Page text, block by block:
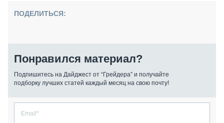
ПОДЕЛИТЬСЯ:
Понравился материал?
Подпишитесь на Дайджест от “Грейдера” и получайте
подборку лучших статей каждый месяц на свою почту!